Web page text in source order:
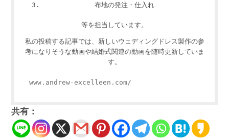
布地の発注・仕入れ
等を担当しています。
私の投稿する記事では、新しいウェディングドレス製作の参
考になりそうな動画や結婚式関連の動画を随時更新していま
す。
www.andrew-excelleen.com/
共有：